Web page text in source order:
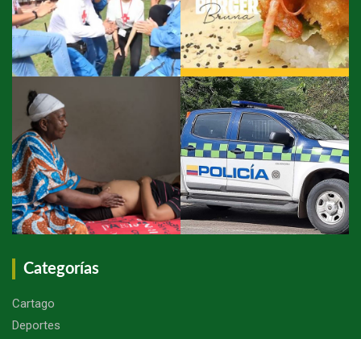
Categorías
Cartago
Deportes